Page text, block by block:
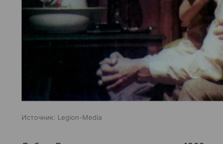
Источник: Legion-Media